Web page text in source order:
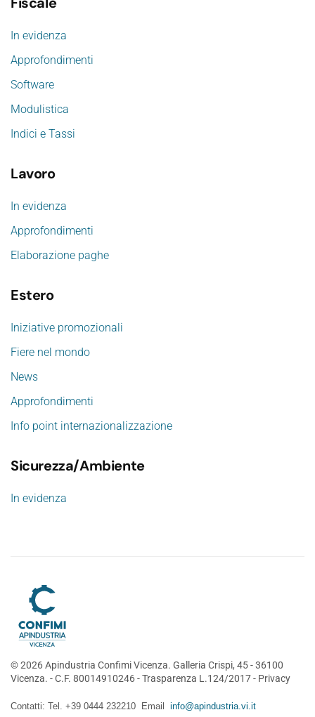
In evidenza
Approfondimenti
Software
Modulistica
Indici e Tassi
Lavoro
In evidenza
Approfondimenti
Elaborazione paghe
Estero
Iniziative promozionali
Fiere nel mondo
News
Approfondimenti
Info point internazionalizzazione
Sicurezza/Ambiente
In evidenza
©2026Apindustria Confimi Vicenza. Galleria Crispi, 45 - 36100
Vicenza. - C.F. 80014910246 -Trasparenza L.124/2017- Privacy
Contatti: Tel. +39 0444 232210 Email info@apindustria.vi.it